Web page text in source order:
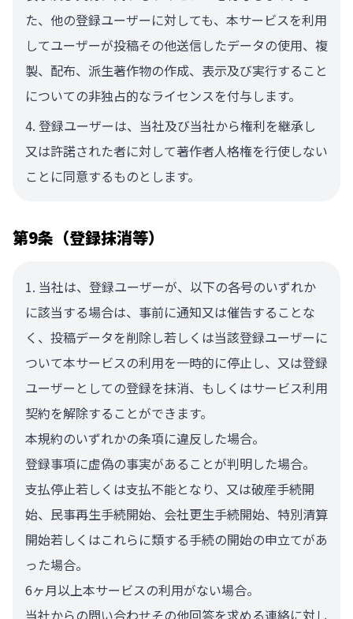
た、他の登録ユーザーに対しても、本サービスを利用
してユーザーが投稿その他送信したデータの使用、複
製、配布、派生著作物の作成、表示及び実行すること
についての非独占的なライセンスを付与します。
登録ユーザーは、当社及び当社から権利を継承し
又は許諾された者に対して著作者人格権を行使しない
ことに同意するものとします。
第9条（登録抹消等）
当社は、登録ユーザーが、以下の各号のいずれか
に該当する場合は、事前に通知又は催告することな
く、投稿データを削除し若しくは当該登録ユーザーに
ついて本サービスの利用を一時的に停止し、又は登録
ユーザーとしての登録を抹消、もしくはサービス利用
契約を解除することができます。
本規約のいずれかの条項に違反した場合。
登録事項に虚偽の事実があることが判明した場合。
支払停止若しくは支払不能となり、又は破産手続開
始、民事再生手続開始、会社更生手続開始、特別清算
開始若しくはこれらに類する手続の開始の申立てがあ
った場合。
6ヶ月以上本サービスの利用がない場合。